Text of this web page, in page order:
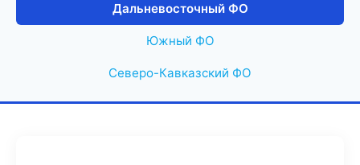
Дальневосточный ФО
Южный ФО
Северо-Кавказский ФО